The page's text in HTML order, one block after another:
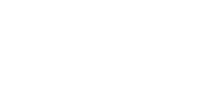
]
アイコンをクリックすると
他 関連画像